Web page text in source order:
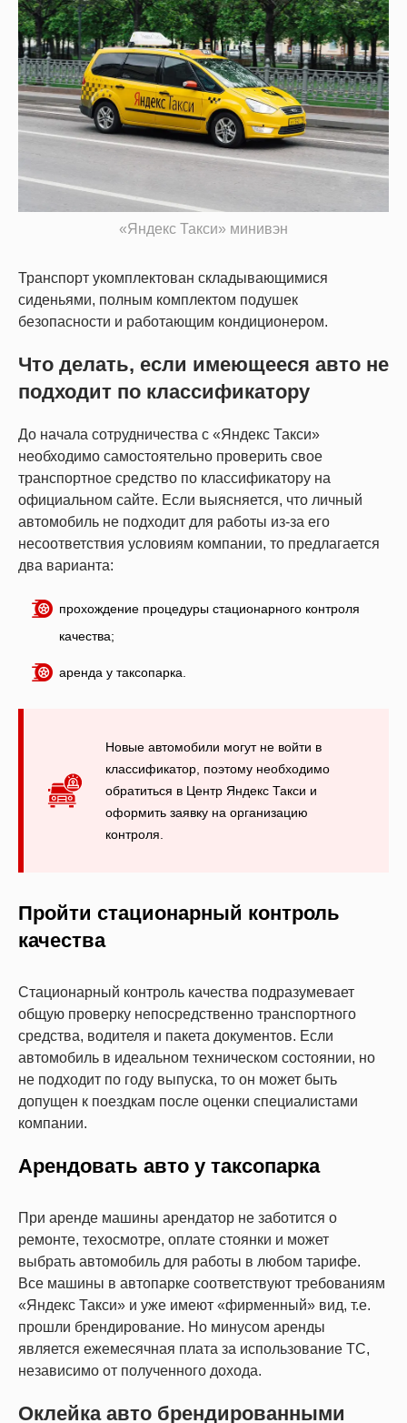
«Яндекс Такси» минивэн
Транспорт укомплектован складывающимися
сиденьями, полным комплектом подушек
безопасности и работающим кондиционером.
Что делать, если имеющееся авто не
подходит по классификатору
До начала сотрудничества с «Яндекс Такси»
необходимо самостоятельно проверить свое
транспортное средство по классификатору на
официальном сайте. Если выясняется, что личный
автомобиль не подходит для работы из-за его
несоответствия условиям компании, то предлагается
два варианта:
прохождение процедуры стационарного контроля
качества;
аренда у таксопарка.
Новые автомобили могут не войти в
классификатор, поэтому необходимо
обратиться в Центр Яндекс Такси и
оформить заявку на организацию
контроля.
Пройти стационарный контроль
качества
Стационарный контроль качества подразумевает
общую проверку непосредственно транспортного
средства, водителя и пакета документов. Если
автомобиль в идеальном техническом состоянии, но
не подходит по году выпуска, то он может быть
допущен к поездкам после оценки специалистами
компании.
Арендовать авто у таксопарка
При аренде машины арендатор не заботится о
ремонте, техосмотре, оплате стоянки и может
выбрать автомобиль для работы в любом тарифе.
Все машины в автопарке соответствуют требованиям
«Яндекс Такси» и уже имеют «фирменный» вид, т.е.
прошли брендирование. Но минусом аренды
является ежемесячная плата за использование ТС,
независимо от полученного дохода.
Оклейка авто брендированными